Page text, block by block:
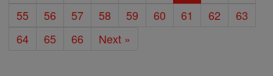
55
56 57 58 59 60 61 62
63
64
65 66 Next »